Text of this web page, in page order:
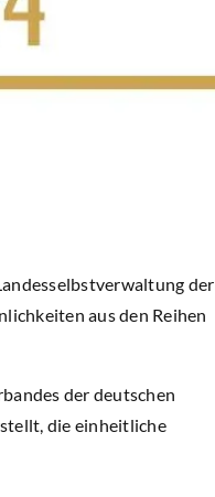
der
aus den Reihen
der deutschen
die einheitliche